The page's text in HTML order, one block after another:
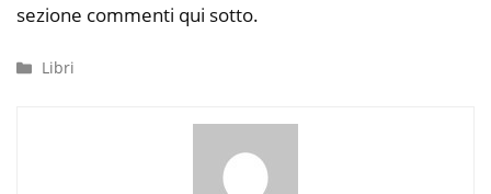
sezione commenti qui sotto.
Categorie
Libri